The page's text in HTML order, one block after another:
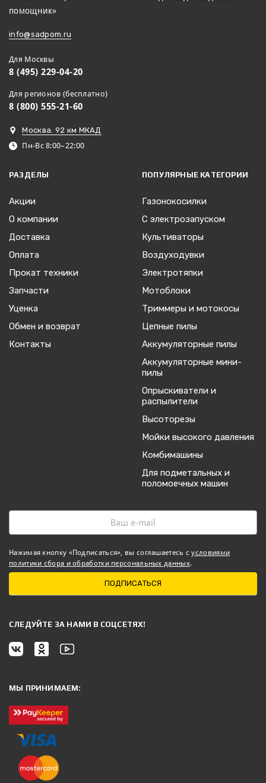
помощник»
info@sadpom.ru
Для Москвы
8 (495) 229-04-20
Для регионов (бесплатно)
8 (800) 555-21-60
Москва. 92 км МКАД
Пн-Вс 8:00–22:00
РАЗДЕЛЫ
Акции
О компании
Доставка
Оплата
Прокат техники
Запчасти
Уценка
Обмен и возврат
Контакты
ПОПУЛЯРНЫЕ КАТЕГОРИИ
Газонокосилки
С электрозапуском
Культиваторы
Воздуходувки
Электротяпки
Мотоблоки
Триммеры и мотокосы
Цепные пилы
Аккумуляторные пилы
Аккумуляторные мини-
пилы
Опрыскиватели и
распылители
Высоторезы
Мойки высокого давления
Комбимашины
Для подметальных и
поломоечных машин
Нажимая кнопку «Подписаться», вы соглашаетесь сусловиями
политики сбора и обработки персональных данных.
ПОДПИСАТЬСЯ
CЛЕДУЙТЕ ЗА НАМИ В СОЦСЕТЯХ!
МЫ ПРИНИМАЕМ: